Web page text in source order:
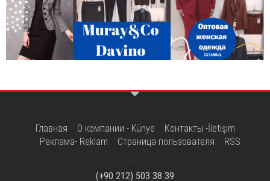
Главная О компании - Künye
Контакты -İletişim
Реклама- Reklam
Страница пользователя RSS
(+90 212) 503 38 39